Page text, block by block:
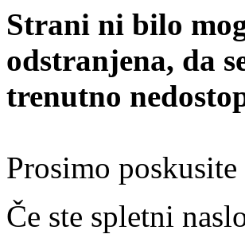
Strani ni bilo
odstranjena, da
trenutno
Prosimo poskusite
Če ste spletni